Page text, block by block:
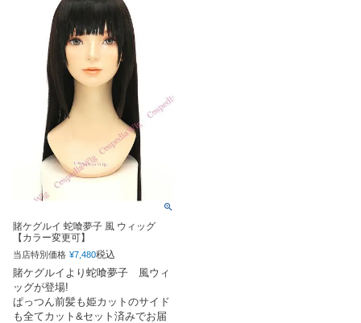
賭ケグルイ 蛇喰夢子 風 ウィッグ
【カラー変更可】
当店特別価格 ¥7,480税込
賭ケグルイより蛇喰夢子 風ウィ
ッグが登場!
ぱっつん前髪も姫カットのサイド
も全てカット&セット済みでお届